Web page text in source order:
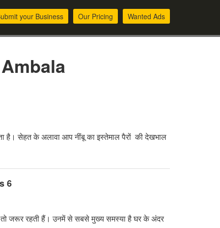
Wanted Ads
Our Pricing
your Business
है। सेहत के अलावा आप नींबू का इस्तेमाल पैरों की देखभाल
6
जरूर रहती हैं। उनमें से सबसे मुख्य समस्या है घर के अंदर